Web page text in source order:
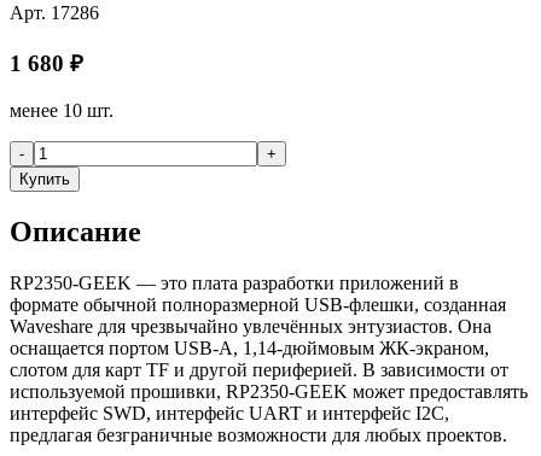
Арт. 17286
1 680 ₽
менее 10 шт.
-
+
Купить
Описание
RP2350-GEEK — это плата разработки приложений в
формате обычной полноразмерной USB-флешки, созданная
Waveshare для чрезвычайно увлечённых энтузиастов. Она
оснащается портом USB-A, 1,14-дюймовым ЖК-экраном,
слотом для карт TF и ​​другой периферией. В зависимости от
используемой прошивки, RP2350-GEEK может предоставлять
интерфейс SWD, интерфейс UART и интерфейс I2C,
предлагая безграничные возможности для любых проектов.